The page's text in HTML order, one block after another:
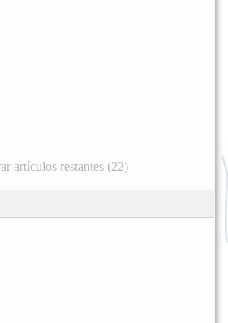
artículos restantes (22)